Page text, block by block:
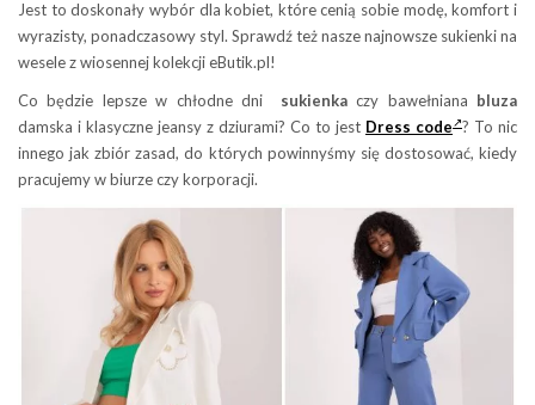
Jest to doskonały wybór dla kobiet, które cenią sobie modę, komfort i
wyrazisty, ponadczasowy styl. Sprawdź też nasze najnowsze sukienki na
wesele z wiosennej kolekcji eButik.pl!
Co będzie lepsze w chłodne dni sukienkaczy bawełniana bluza
damska i klasyczne jeansy z dziurami? Co to jest Dress code ? To nic
innego jak zbiór zasad, do których powinnyśmy się dostosować, kiedy
pracujemy w biurze czy korporacji.